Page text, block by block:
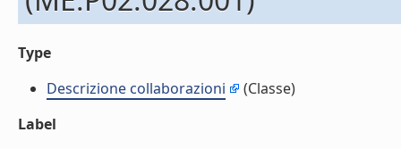
Type
Descrizione collaborazioni
(Classe)
Label